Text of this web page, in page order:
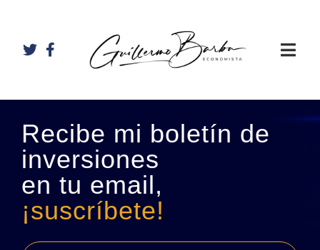
Recibe mi boletín de
inversiones
en tu email,
¡suscríbete!